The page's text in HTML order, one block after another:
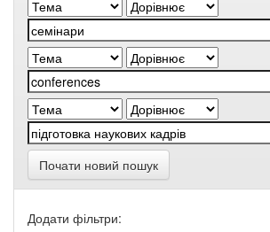
Почати новий пошук
Додати фільтри: